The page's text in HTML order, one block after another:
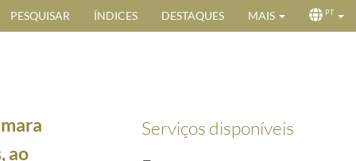
PESQUISAR ÍNDICES DESTAQUES MAIS PT
Serviços disponíveis
ao